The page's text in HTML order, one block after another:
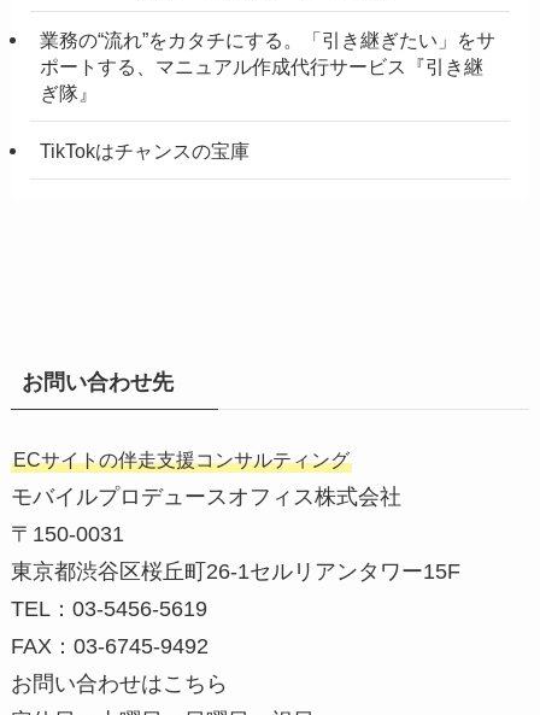
業務の“流れ”をカタチにする。「引き継ぎたい」をサ
ポートする、マニュアル作成代行サービス『引き継
ぎ隊』
TikTokはチャンスの宝庫
お問い合わせ先
ECサイトの伴走支援コンサルティング
モバイルプロデュースオフィス株式会社
〒150-0031
東京都渋谷区桜丘町26-1セルリアンタワー15F
TEL：03-5456-5619
FAX：03-6745-9492
お問い合わせはこちら